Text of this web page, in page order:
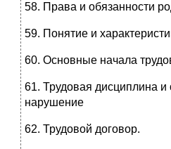
58. Права и обязанности
59. Понятие и
60. Основные начала
61. Трудовая дисциплина и
нарушение
62. Трудовой договор.